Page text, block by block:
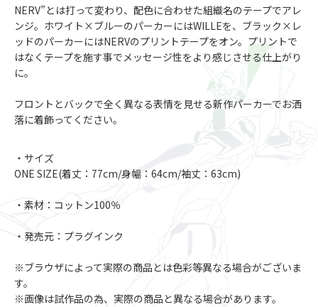
NERV”とは打って変わり、配色に合わせた組織名のテープでアレ
ンジ。ホワイト×ブルーのパーカーにはWILLEを、ブラック×レ
ッドのパーカーにはNERVのプリントテープをオン。プリントで
はなくテープを施す事でメッセージ性をより感じさせる仕上がり
に。
フロントとバックで全く異なる表情を見せる新作パーカーでお洒
落に着飾ってください。
・サイズ
ONE SIZE(着丈：77cm/身幅：64cm/袖丈：63cm)
・素材：コットン100％
・発売元：プラグインク
※ブラウザによって実際の商品とは色彩等異なる場合がございま
す。
※画像は試作品の為、実際の商品と異なる場合があります。